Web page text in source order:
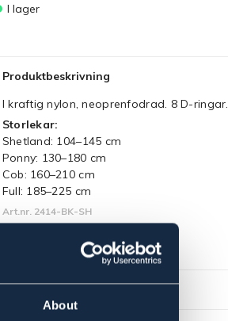
About
I lager
Produktbeskrivning
I kraftig nylon, neoprenfodrad. 8 D-ringar.
Storlekar:
Shetland: 104–145 cm
Ponny: 130–180 cm
Cob: 160–210 cm
Full: 185–225 cm
Art.nr. 2414-BK-SH
Se lager i butik